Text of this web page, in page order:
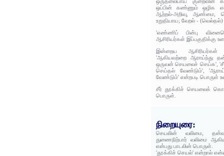
ஒப்பின் கண்ணும் ஒழிக
ஆற்றல்-அறிவு, ஆண்மை,
உறுதியாய; வேறல் -
'எண்ணிப் பின்பு
ஆசிரியர்கள் இப்பகுதிக்கு
இன்றைய ஆசிரியர்கள்
'ஆகியவற்றை ஆராய்ந்து தன்
ஒருவன் செயலைச் செய்க',
செய்தல் வேண்டும்',
வேண்டும்' என்றபடி பொருள்
சீர் தூக்கிச் செயலைக்
பொருள்.
நிறையுரை:
செயலின் வலிமை,
துணைநிற்பார் வலிமை
என்பது பாடலின் பொருள்.
'தூக்கிச் செயல்' என்றால்